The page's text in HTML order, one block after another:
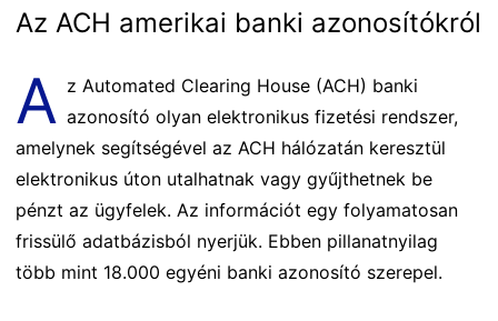
Az ACH amerikai banki azonosítókról
A z Automated Clearing House (ACH) banki
azonosító olyan elektronikus fizetési rendszer,
amelynek segítségével az ACH hálózatán keresztül
elektronikus úton utalhatnak vagy gyűjthetnek be
pénzt az ügyfelek. Az információt egy folyamatosan
frissülő adatbázisból nyerjük. Ebben pillanatnyilag
több mint 18.000 egyéni banki azonosító szerepel.